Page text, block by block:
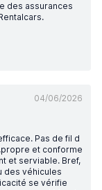
des assurances
04/06/2026
Pas de fil d
et conforme
et serviable. Bref,
des véhicules
se vérifie